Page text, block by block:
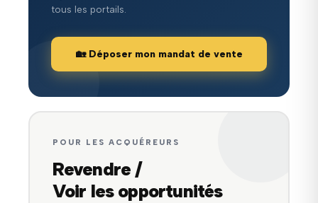
tous les portails.
🏡 Déposer mon mandat de vente
POUR LES ACQUÉREURS
Revendre /
Voir les opportunités